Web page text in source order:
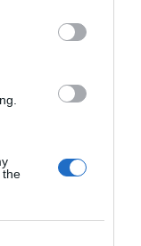
the